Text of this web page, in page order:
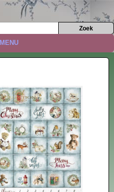
MENU